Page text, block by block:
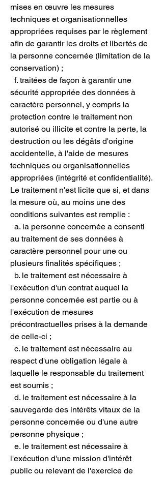
mises en œuvre les mesures
techniques et organisationnelles
appropriées requises par le règlement
afin de garantir les droits et libertés de
la personne concernée (limitation de la
conservation) ;
f. traitées de façon à garantir une
sécurité appropriée des données à
caractère personnel, y compris la
protection contre le traitement non
autorisé ou illicite et contre la perte, la
destruction ou les dégâts d'origine
accidentelle, à l'aide de mesures
techniques ou organisationnelles
appropriées (intégrité et confidentialité).
Le traitement n'est licite que si, et dans
la mesure où, au moins une des
conditions suivantes est remplie :
a. la personne concernée a consenti
au traitement de ses données à
caractère personnel pour une ou
plusieurs finalités spécifiques ;
b. le traitement est nécessaire à
l'exécution d'un contrat auquel la
personne concernée est partie ou à
l'exécution de mesures
précontractuelles prises à la demande
de celle-ci ;
c. le traitement est nécessaire au
respect d'une obligation légale à
laquelle le responsable du traitement
est soumis ;
d. le traitement est nécessaire à la
sauvegarde des intérêts vitaux de la
personne concernée ou d'une autre
personne physique ;
e. le traitement est nécessaire à
l'exécution d'une mission d'intérêt
public ou relevant de l'exercice de